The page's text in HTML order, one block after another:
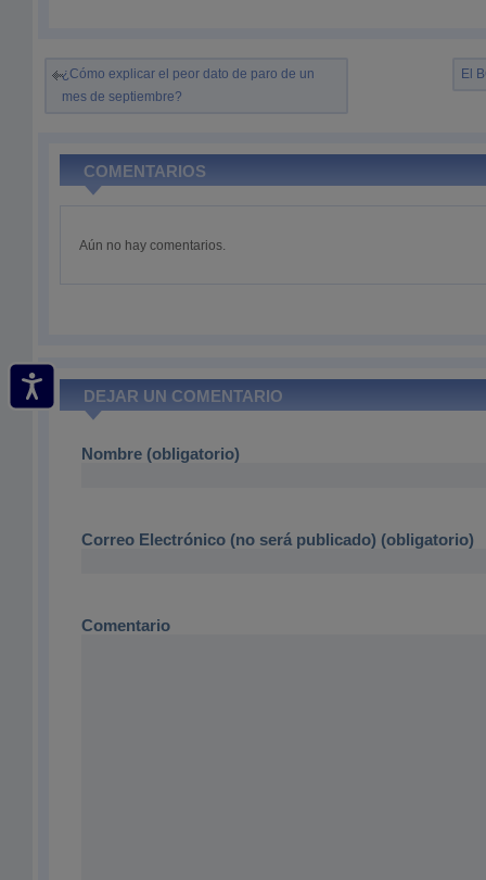
¿Cómo explicar el peor dato de paro de un
mes de septiembre?
El
COMENTARIOS
Aún no hay comentarios.
DEJAR UN COMENTARIO
Nombre (obligatorio)
Correo Electrónico (no será publicado) (obligatorio)
Comentario